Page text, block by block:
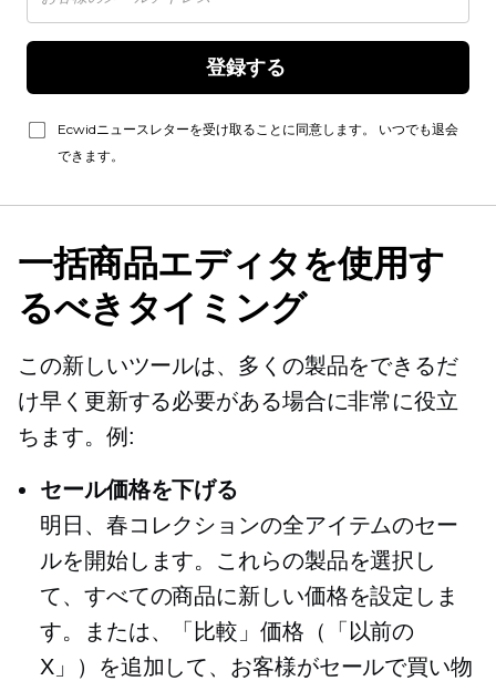
Ecwidニュースレターを受け取ることに同意します。 いつでも退会
できます。
一括商品エディタを使用す
るべきタイミング
この新しいツールは、多くの製品をできるだ
け早く更新する必要がある場合に非常に役立
ちます。例:
セール価格を下げる
明日、春コレクションの全アイテムのセー
ルを開始します。これらの製品を選択し
て、すべての商品に新しい価格を設定しま
す。または、「比較」価格（「以前の
X」）を追加して、お客様がセールで買い物